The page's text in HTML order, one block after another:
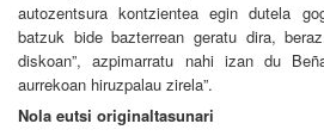
autozentsura kontzientea egin dutela
batzuk bide bazterrean geratu dira,
diskoan”, azpimarratu nahi izan du
aurrekoan hiruzpalau zirela”.
Nola eutsi originaltasunari